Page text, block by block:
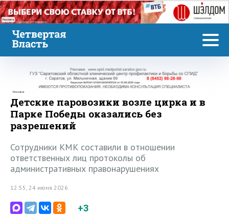
Реклама
Реклама
Детские паровозики возле цирка и в
Парке Победы оказались без
разрешений
Сотрудники КМК составили в отношении
ответственных лиц протоколы об
административных правонарушениях
12:55, 24 июня 2026
+3